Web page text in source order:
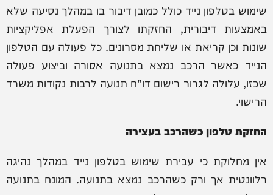
שימוש בטלפון נייד כולל כמובן דיבור בו במהלך נסיעה שלא
באמצעות דיבורית, החזקתו לצורך הפעלת אפליקציות
שונות וכן קריאת או שליחת מסרונים. כל פעולה עם הטלפון
הנייד כאשר הרכב נמצא בתנועה אסורה וביצוע פעולה
שכזו, עלולה לגרור רישום דו"ח תנועה לרבות נקודות משרד
הרישוי.
החזקת טלפון כשהרכב בעצירה
אין מחלוקת כי עבירת שימוש בטלפון נייד במהלך נהיגה
רלוונטית אך ורק כשהרכב נמצא בתנועה. המונח בתנועה